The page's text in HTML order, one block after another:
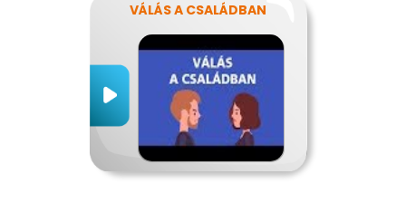
VÁLÁS A CSALÁDBAN